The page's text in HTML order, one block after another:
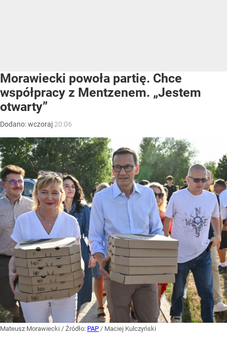
Morawiecki powoła partię. Chce
współpracy z Mentzenem. „Jestem
otwarty”
Dodano:wczoraj 20:06
Mateusz Morawiecki / Źródło: PAP / Maciej Kulczyński